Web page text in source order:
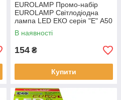
EUROLAMP Промо-набір
EUROLAMP Світлодіодна
лампа LED ЕКО серія "Е" A50
7W E27 4000K акція 1+1 (25)
В наявності
154 ₴
Купити